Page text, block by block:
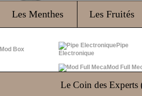
Les Menthes Les Fruités
Mod Box
Pipe
Electronique
Mod Full
Le Coin des Experts